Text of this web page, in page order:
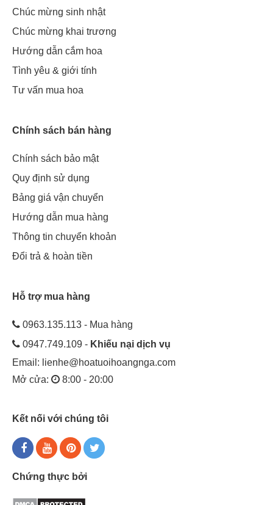
Chúc mừng sinh nhật
Chúc mừng khai trương
Hướng dẫn cắm hoa
Tình yêu & giới tính
Tư vấn mua hoa
Chính sách bán hàng
Chính sách bảo mật
Quy định sử dụng
Bảng giá vận chuyển
Hướng dẫn mua hàng
Thông tin chuyển khoản
Đổi trả & hoàn tiền
Hỗ trợ mua hàng
0963.135.113 - Mua hàng
0947.749.109 - Khiếu nại dịch vụ
Email: lienhe@hoatuoihoangnga.com
Mở cửa:
8:00 - 20:00
Kết nối với chúng tôi
Chứng thực bởi